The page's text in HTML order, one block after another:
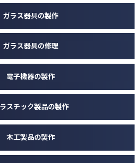
ガラス器具の製作
ガラス器具の修理
電子機器の製作
スチック製品の製作
木工製品の製作